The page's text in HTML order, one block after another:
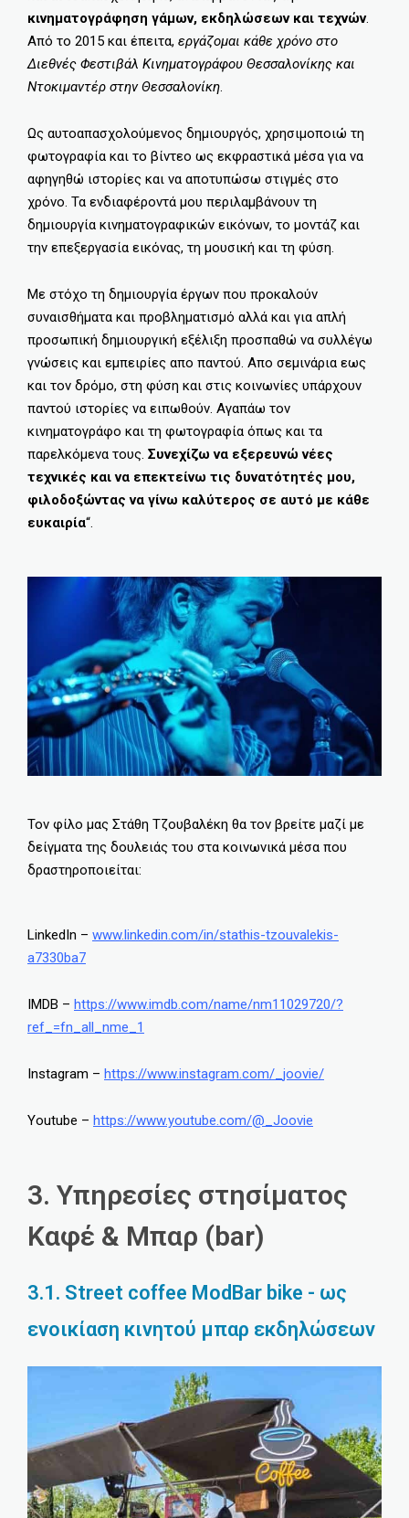
κινηματογράφηση γάμων, εκδηλώσεων και τεχνών.
Από το 2015 και έπειτα, εργάζομαι κάθε χρόνο στο
Διεθνές Φεστιβάλ Κινηματογράφου Θεσσαλονίκης και
Ντοκιμαντέρ στην Θεσσαλονίκη.
Ως αυτοαπασχολούμενος δημιουργός, χρησιμοποιώ τη
φωτογραφία και το βίντεο ως εκφραστικά μέσα για να
αφηγηθώ ιστορίες και να αποτυπώσω στιγμές στο
χρόνο. Τα ενδιαφέροντά μου περιλαμβάνουν τη
δημιουργία κινηματογραφικών εικόνων, το μοντάζ και
την επεξεργασία εικόνας, τη μουσική και τη φύση.
Με στόχο τη δημιουργία έργων που προκαλούν
συναισθήματα και προβληματισμό αλλά και για απλή
προσωπική δημιουργική εξέλιξη προσπαθώ να συλλέγω
γνώσεις και εμπειρίες απο παντού. Απο σεμινάρια εως
και τον δρόμο, στη φύση και στις κοινωνίες υπάρχουν
παντού ιστορίες να ειπωθούν. Αγαπάω τον
κινηματογράφο και τη φωτογραφία όπως και τα
παρελκόμενα τους. Συνεχίζω να εξερευνώ νέες
τεχνικές και να επεκτείνω τις δυνατότητές μου,
φιλοδοξώντας να γίνω καλύτερος σε αυτό με κάθε
ευκαιρία“.
Τον φίλο μας Στάθη Τζουβαλέκη θα τον βρείτε μαζί με
δείγματα της δουλειάς του στα κοινωνικά μέσα που
δραστηροποιείται:
LinkedIn – www.linkedin.com/in/stathis-tzouvalekis-
a7330ba7
IMDB – https://www.imdb.com/name/nm11029720/?
ref_=fn_all_nme_1
Instagram – https://www.instagram.com/_ joovie/
Youtube – https://www.youtube.com/@_ Joovie
3. Υπηρεσίες στησίματος
Καφέ & Μπαρ (bar)
3.1. Street coffee ModBar bike - ως
ενοικίαση κινητού μπαρ εκδηλώσεων